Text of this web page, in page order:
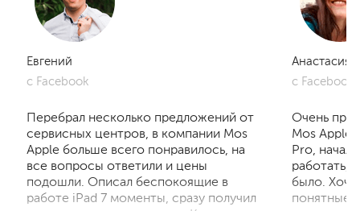
Евгений
с Facebook
Перебрал несколько предложений от
сервисных центров, в компании Mos
Apple больше всего понравилось, на
все вопросы ответили и цены
подошли. Описал беспокоящие в
работе iPad 7 моменты, сразу получил
Анастасия
с Facebook
Очень
Mos
Pro, начал
работать,
было. Хочу
понятные